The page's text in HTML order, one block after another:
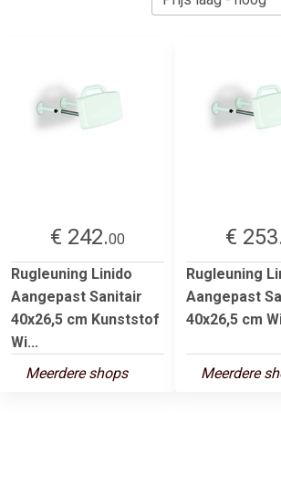
€ 242.00
Rugleuning Linido
Aangepast Sanitair
40x26,5 cm Kunststof
Wi...
Meerdere shops
€
Rugleuning
Aangepast
40x26,5 cm
Meerdere